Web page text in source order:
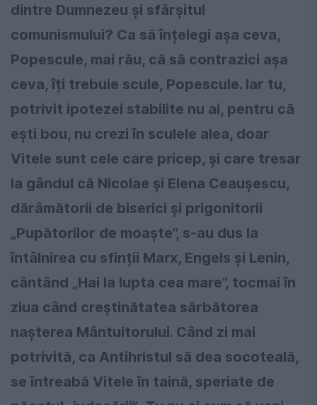
dintre Dumnezeu și sfârșitul
comunismului? Ca să înțelegi așa ceva,
Popescule, mai rău, că să contrazici așa
ceva, îți trebuie scule, Popescule. Iar tu,
potrivit ipotezei stabilite nu ai, pentru că
ești bou, nu crezi în sculele alea, doar
Vitele sunt cele care pricep, și care tresar
la gândul că Nicolae și Elena Ceaușescu,
dărâmătorii de biserici și prigonitorii
„Pupătorilor de moaște”, s-au dus la
întâlnirea cu sfinții Marx, Engels și Lenin,
cântând „Hai la lupta cea mare”, tocmai în
ziua când creștinătatea sărbătorea
nașterea Mântuitorului. Când zi mai
potrivită, ca Antihristul să dea socoteală,
se întreabă Vitele în taină, speriate de